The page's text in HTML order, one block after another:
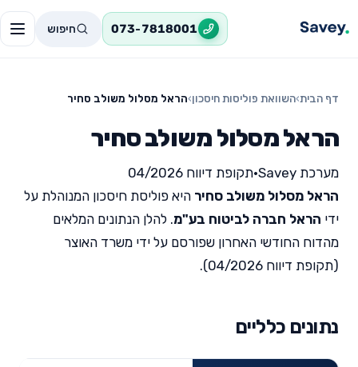
073-7818001 חיפוש
דף הבית›השוואת פוליסות חיסכון›הראל מסלול משולב סחיר
הראל מסלול משולב סחיר
מערכת Savey •תקופת דיווח 04/2026
הראל מסלול משולב סחיר היא פוליסת חיסכון המנוהלת על
ידי הראל חברה לביטוח בע"מ. להלן הנתונים המלאים
מהדוח החודשי האחרון שפורסם על ידי משרד האוצר
(תקופת דיווח 04/2026).
נתונים כלליים